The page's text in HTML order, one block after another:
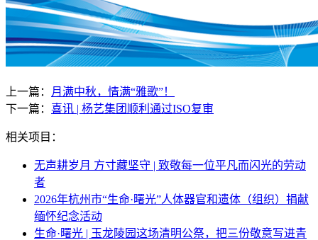
上一篇：
月满中秋，情满“雅歌”！
下一篇： 喜讯 | 杨艺集团顺利通过ISO复审
相关项目：
无声耕岁月 方寸藏坚守 | 致敬每一位平凡而闪光的劳动
者
2026年杭州市“生命·曙光”人体器官和遗体（组织）捐献
缅怀纪念活动
生命·曙光 | 玉龙陵园这场清明公祭，把三份敬意写进青